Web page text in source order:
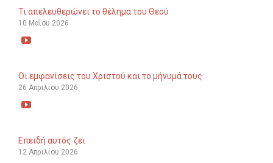
Τι απελευθερώνει το θέλημα του Θεού
10 Μαΐου 2026

Οι εμφανίσεις του Χριστού και το μήνυμά τους
26 Απριλίου 2026

Επειδή αυτός ζει
12 Απριλίου 2026